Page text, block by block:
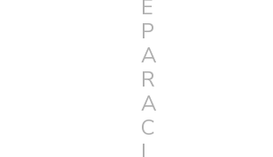
E
P
A
R
A
C